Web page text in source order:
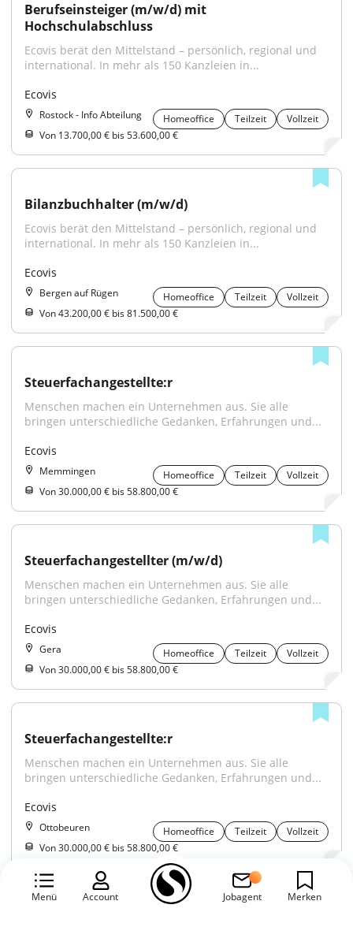
Berufseinsteiger (m/w/d) mit
Hochschulabschluss
Ecovis berät den Mittelstand – persönlich, regional und
international. In mehr als 150 Kanzleien in...
Ecovis
Rostock - Info Abteilung Homeoffice Teilzeit
Vollzeit
Von 13.700,00 € bis 53.600,00 €
Bilanzbuchhalter (m/w/d)
Ecovis berät den Mittelstand – persönlich, regional und
international. In mehr als 150 Kanzleien in...
Ecovis
Bergen auf Rügen Homeoffice Teilzeit
Vollzeit
Von 43.200,00 € bis 81.500,00 €
Steuerfachangestellte:r
Menschen machen ein Unternehmen aus. Sie alle
bringen unterschiedliche Gedanken, Erfahrungen und...
Ecovis
Memmingen Homeoffice Teilzeit
Vollzeit
Von 30.000,00 € bis 58.800,00 €
Steuerfachangestellter (m/w/d)
Menschen machen ein Unternehmen aus. Sie alle
bringen unterschiedliche Gedanken, Erfahrungen und...
Ecovis
Gera Homeoffice Teilzeit
Vollzeit
Von 30.000,00 € bis 58.800,00 €
Steuerfachangestellte:r
Menschen machen ein Unternehmen aus. Sie alle
bringen unterschiedliche Gedanken, Erfahrungen und...
Ecovis
Ottobeuren Homeoffice Teilzeit
Vollzeit
Von 30.000,00 € bis 58.800,00 €
Menü Account Jobagent Merken